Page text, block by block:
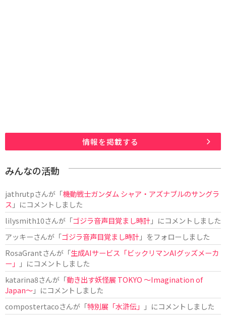
情報を掲載する
みんなの活動
jathrutpさんが「機動戦士ガンダム シャア・アズナブルのサングラ
ス 」にコメントしました
lilysmith10さんが「ゴジラ音声目覚まし時計」にコメントしました
アッキーさんが「ゴジラ音声目覚まし時計」をフォローしました
RosaGrantさんが「生成AIサービス「ビックリマンAIグッズメーカ
ー」
」にコメントしました
katarina8さんが「動き出す妖怪展 TOKYO 〜Imagination of
Japan〜」にコメントしました
compostertacoさんが「特別展「水滸伝」
」にコメントしました